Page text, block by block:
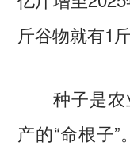
斤谷物就有1
种子是农
产的“命根子